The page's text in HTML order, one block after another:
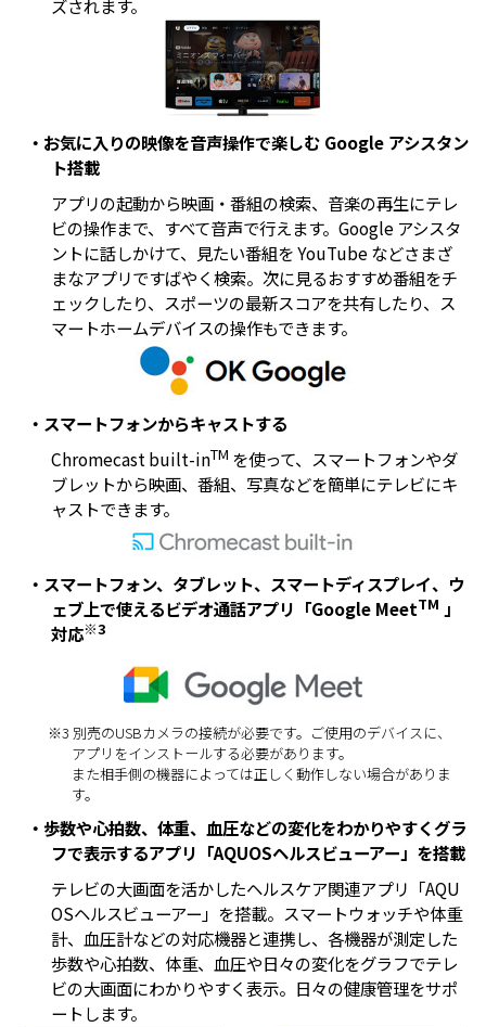
ズされます。
・お気に入りの映像を音声操作で楽しむ Google アシスタン
ト搭載
アプリの起動から映画・番組の検索、音楽の再生にテレ
ビの操作まで、すべて音声で行えます。Google アシスタ
ントに話しかけて、見たい番組を YouTube などさまざ
まなアプリですばやく検索。次に見るおすすめ番組をチ
ェックしたり、スポーツの最新スコアを共有したり、ス
マートホームデバイスの操作もできます。
・スマートフォンからキャストする
Chromecast built-inTM を使って、スマートフォンやダ
ブレットから映画、番組、写真などを簡単にテレビにキ
ャストできます。
・スマートフォン、タブレット、スマートディスプレイ、ウ
ェブ上で使えるビデオ通話アプリ「Google MeetTM 」
対応※3
※3 別売のUSBカメラの接続が必要です。ご使用のデバイスに、
アプリをインストールする必要があります。
また相手側の機器によっては正しく動作しない場合がありま
す。
・歩数や心拍数、体重、血圧などの変化をわかりやすくグラ
フで表示するアプリ「AQUOSヘルスビューアー」を搭載
テレビの大画面を活かしたヘルスケア関連アプリ「AQU
OSヘルスビューアー」を搭載。スマートウォッチや体重
計、血圧計などの対応機器と連携し、各機器が測定した
歩数や心拍数、体重、血圧や日々の変化をグラフでテレ
ビの大画面にわかりやすく表示。日々の健康管理をサポ
ートします。